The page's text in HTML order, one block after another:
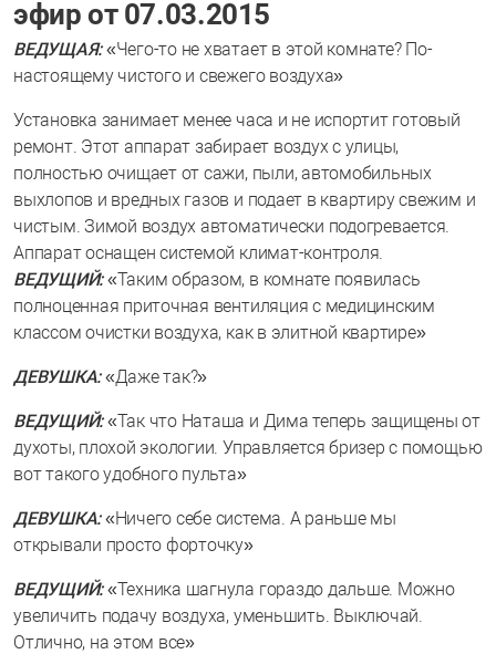
эфир от 07.03.2015
ВЕДУЩАЯ: «Чего-то не хватает в этой комнате? По-
настоящему чистого и свежего воздуха»
Установка занимает менее часа и не испортит готовый
ремонт. Этот аппарат забирает воздух с улицы,
полностью очищает от сажи, пыли, автомобильных
выхлопов и вредных газов и подает в квартиру свежим и
чистым. Зимой воздух автоматически подогревается.
Аппарат оснащен системой климат-контроля.
ВЕДУЩИЙ: «Таким образом, в комнате появилась
полноценная приточная вентиляция с медицинским
классом очистки воздуха, как в элитной квартире»
ДЕВУШКА: «Даже так?»
ВЕДУЩИЙ: «Так что Наташа и Дима теперь защищены от
духоты, плохой экологии. Управляется бризер с помощью
вот такого удобного пульта»
ДЕВУШКА: «Ничего себе система. А раньше мы
открывали просто форточку»
ВЕДУЩИЙ: «Техника шагнула гораздо дальше. Можно
увеличить подачу воздуха, уменьшить. Выключай.
Отлично, на этом все»